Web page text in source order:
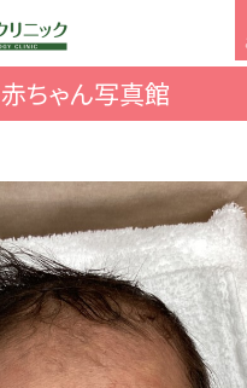
赤ちゃん写真館